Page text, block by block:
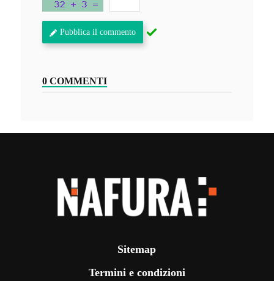
Pubblica il commento
0 COMMENTI
Sitemap
Termini e condizioni